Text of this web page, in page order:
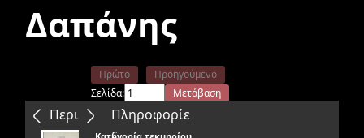
Δαπάνης
Περιεχόμενα
Πρώτο
Προηγούμενο
Σελίδα:
Μετάβαση
Επόμενο
Τελευταίο
Πληροφορίε
ς